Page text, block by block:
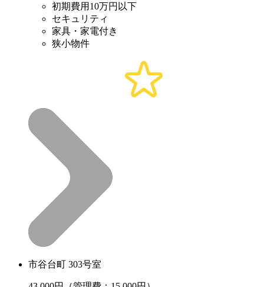
初期費用10万円以下
セキュリティ
家具・家電付き
狭小物件
市谷台町 303号室